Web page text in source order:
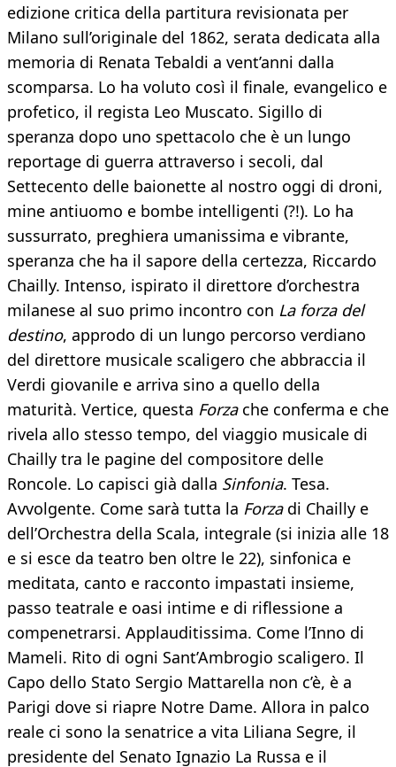
edizione critica della partitura revisionata per
Milano sull’originale del 1862, serata dedicata alla
memoria di Renata Tebaldi a vent’anni dalla
scomparsa. Lo ha voluto così il finale, evangelico e
profetico, il regista Leo Muscato. Sigillo di
speranza dopo uno spettacolo che è un lungo
reportage di guerra attraverso i secoli, dal
Settecento delle baionette al nostro oggi di droni,
mine antiuomo e bombe intelligenti (?!). Lo ha
sussurrato, preghiera umanissima e vibrante,
speranza che ha il sapore della certezza, Riccardo
Chailly. Intenso, ispirato il direttore d’orchestra
milanese al suo primo incontro con La forza del
destino, approdo di un lungo percorso verdiano
del direttore musicale scaligero che abbraccia il
Verdi giovanile e arriva sino a quello della
maturità. Vertice, questa Forzache conferma e che
rivela allo stesso tempo, del viaggio musicale di
Chailly tra le pagine del compositore delle
Roncole. Lo capisci già dalla Sinfonia. Tesa.
Avvolgente. Come sarà tutta la Forzadi Chailly e
dell’Orchestra della Scala, integrale (si inizia alle 18
e si esce da teatro ben oltre le 22), sinfonica e
meditata, canto e racconto impastati insieme,
passo teatrale e oasi intime e di riflessione a
compenetrarsi. Applauditissima. Come l’Inno di
Mameli. Rito di ogni Sant’Ambrogio scaligero. Il
Capo dello Stato Sergio Mattarella non c’è, è a
Parigi dove si riapre Notre Dame. Allora in palco
reale ci sono la senatrice a vita Liliana Segre, il
presidente del Senato Ignazio La Russa e il